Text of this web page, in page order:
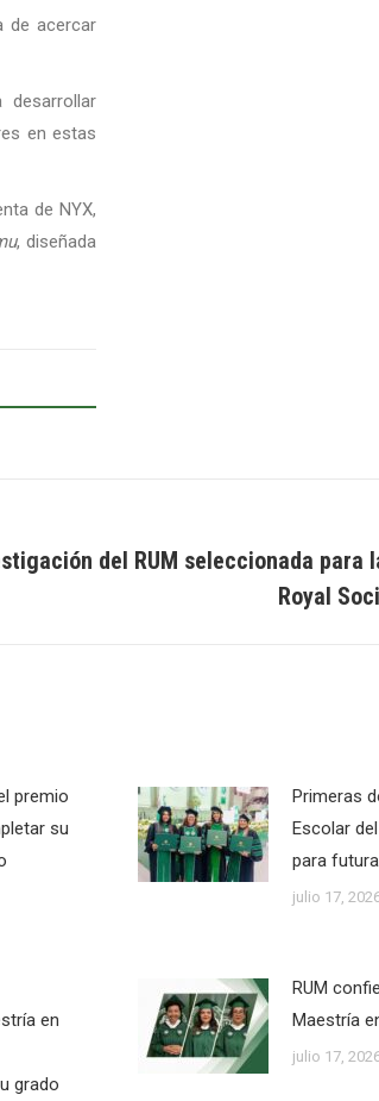
de acercar
desarrollar
en estas
de NYX,
, diseñada
del RUM seleccionada para
Royal
premio
su
Primeras
Escolar
para
julio 17,
en
grado
RUM
Maestría
julio 17,